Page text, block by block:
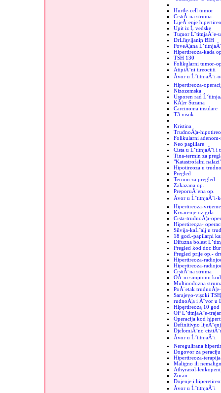
Hurtle-cell tumor
CistiĂ¨na struma
LijeĂ¨enje
Upit iz Ĺ vedske
Tumor ĹˇtitnjaĂ¨e-
DrĹľavljanin BIH
PoveĂ¦ana
Hipertireoza-kada
TSH 130
Folikularni tumor-
AtipiĂ¨ni tireociiti
Ăvor u ĹˇtitnjaĂ¨i-
Hipertireoza-
Nizozemska
Usporen rad
KĂ¦er Suzana
Carcinoma insulare
T3 visok
Kristina
TrudnoĂ¦a-
Folikularni adenom-
Neo papillare
Cista u ĹˇtitnjaĂ¨i i
Tina-termin za
"Katastrofalni
Hipotireoza u
Pregled
Termin za pregled
Zakazana op.
PreporuĂ¨ena op.
Ăvor u ĹˇtitnjaĂ¨i-
Hipertireoza-
Krvarenje oz grla
Cista-trudnoĂ¦a-
Hipertireoza-
Silvija-kaĹˇalj u
18 god.-papilarni
Difuzna bolest
Pregled kod doc
Pregled prije op.-
Hipertireoza-
Hipertireoza-
CistiĂ¨na struma
OĂ¨ni simptomi
Multinodozna
PoĂ¨etak
Sarajevo-visoki TSH
rudnoĂ¦a i Ă¨vor u
Hipertireoza 10 god
OP ĹˇtitnjaĂ¨e-
Operacija kod
Definitivno
DjelomiĂ¨no
Ăvor u ĹˇtitnjaĂ¨i
Neregulirana
Dogovor za peraciju
Hipertireoza-
Maligno ili
Athyrasol-
Zoran
Dojenje i
Ăvor u ĹˇtitnjaĂ¨i